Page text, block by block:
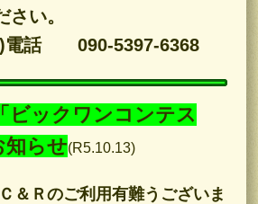
さい。
)電話 090-5397-6368
ビックワンコンテス
知らせ(R5.10.13)
＆Ｒのご利用有難うございま